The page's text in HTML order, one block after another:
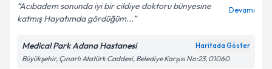
Acıbadem sonunda iyi bir cildiye doktoru bünyesine
katmış Hayatımda gördüğüm...
Devamı
Medical Park Adana Hastanesi Haritada Göster
Büyükşehir, Çınarlı Atatürk Caddesi, Belediye Karşısı No:23, 01060